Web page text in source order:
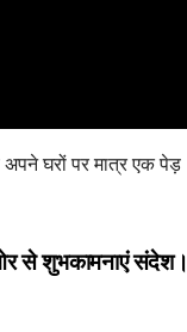
अपने घरों पर मात्र एक पेड़
से शुभकामनाएं संदेश।